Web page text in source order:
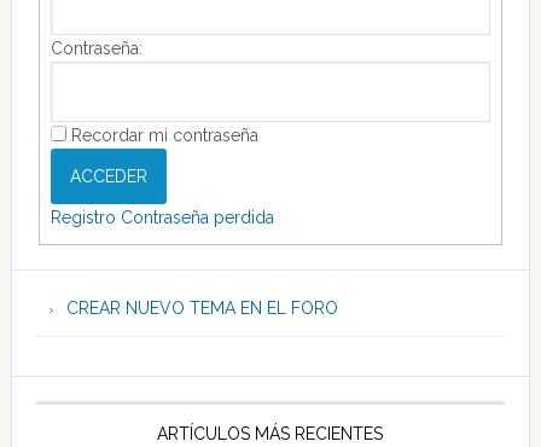
Contraseña:
Recordar mi contraseña
ACCEDER
Registro Contraseña perdida
CREAR NUEVO TEMA EN EL FORO
ARTÍCULOS MÁS RECIENTES